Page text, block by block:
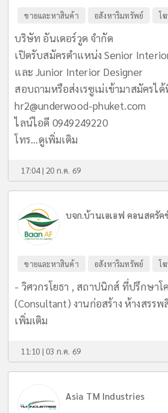
ขายและหาสินค้า อสังหาริมทรัพย์ โ
บริษัท อันเดอร์วูด จำกัด
เปิดรับสมัครตำแหน่ง Senior
และ Junior Interior Designer
สอบถามหรือส่งเรซูเม่เข้ามาสมัครไ
hr2@underwood-phuket.com
ไลน์ไอดี 0949249220
โทร...ดูเพิ่มเติม
17:04 | 20 ก.ค. 69
บจก.บ้านเอเอฟ คอนสครัค
ขายและหาสินค้า อสังหาริมทรัพย์ โ
- วิศวกรโยธา , สถาปนิกส์ ที่ปรึกษาโ
(Consultant) งานก่อสร้าง ห้างสรรพ
เพิ่มเติม
11:10 | 03 ก.ค. 69
Asia TM Industries